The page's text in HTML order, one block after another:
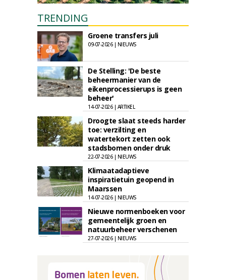
TRENDING
Groene transfers juli
09-07-2026 | NIEUWS
De Stelling: 'De beste
beheermanier van de
eikenprocessierups is geen
beheer'
14-07-2026 | ARTIKEL
Droogte slaat steeds harder
toe: verzilting en
watertekort zetten ook
stadsbomen onder druk
22-07-2026 | NIEUWS
Klimaatadaptieve
inspiratietuin geopend in
Maarssen
14-07-2026 | NIEUWS
Nieuwe normenboeken voor
gemeentelijk groen en
natuurbeheer verschenen
27-07-2026 | NIEUWS